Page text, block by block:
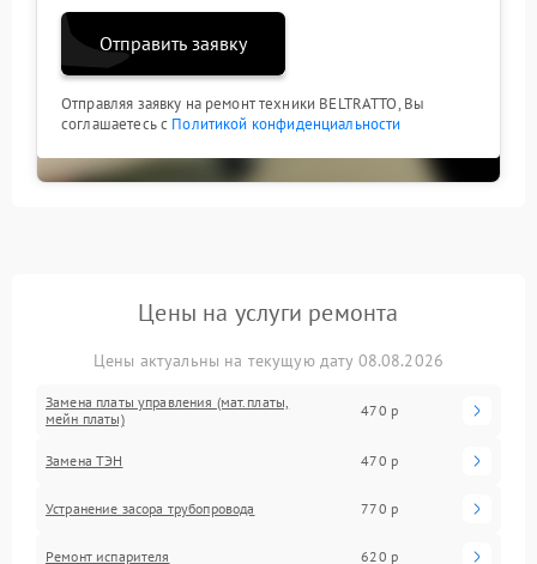
Отправить заявку
Отправляя заявку на ремонт техники BELTRATTO, Вы
соглашаетесь с Политикой конфиденциальности
Цены на услуги ремонта
Цены актуальны на текущую дату 08.08.2026
Замена платы управления (мат.платы,
мейн платы)
470 р
Замена ТЭН 470 р
Устранение засора трубопровода 770 р
Ремонт испарителя 620 р